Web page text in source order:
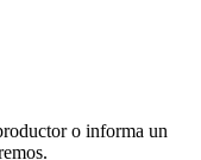
o informa un